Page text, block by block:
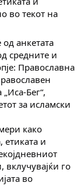
во текот на
анкетата
средните и
Православна
Бег“,
за исламски
како
етиката и
го
во